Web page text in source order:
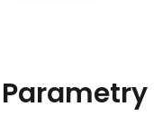
Parametry